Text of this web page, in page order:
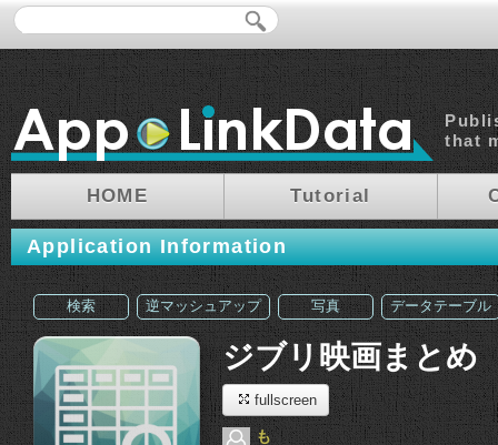
that
HOME Tutorial
Application Information
検索 逆マッシュアップ 写真 データテーブル
ジブリ映画まとめ
fullscreen
も